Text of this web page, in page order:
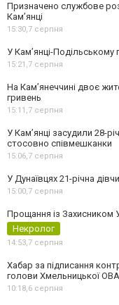
Призначено службове
Кам’янці
15:30,7 серпня
У Кам’янці-Подільському
15:21,7 серпня
На Камʼянеччині двоє
гривень
15:11,7 серпня
У Камʼянці засудили 28-
стосовно співмешканки
15:06,7 серпня
У Дунаївцях 21-річна
15:00,7 серпня
Прощання із Захисником
Некролог
14:53,7 серпня
Хабар за підписання
голови Хмельницької ОВА
10:18,6 серпня